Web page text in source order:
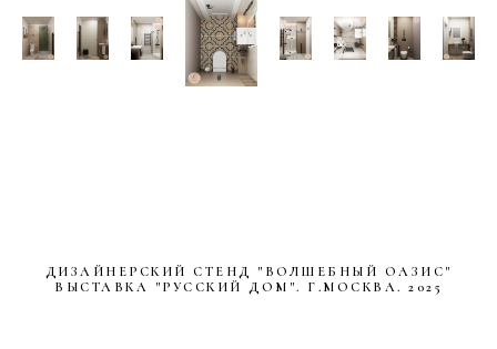
ДИЗАЙНЕРСКИЙ СТЕНД "ВОЛШЕБНЫЙ ОАЗИС"
ВЫСТАВКА "РУССКИЙ ДОМ". Г.МОСКВА. 2025